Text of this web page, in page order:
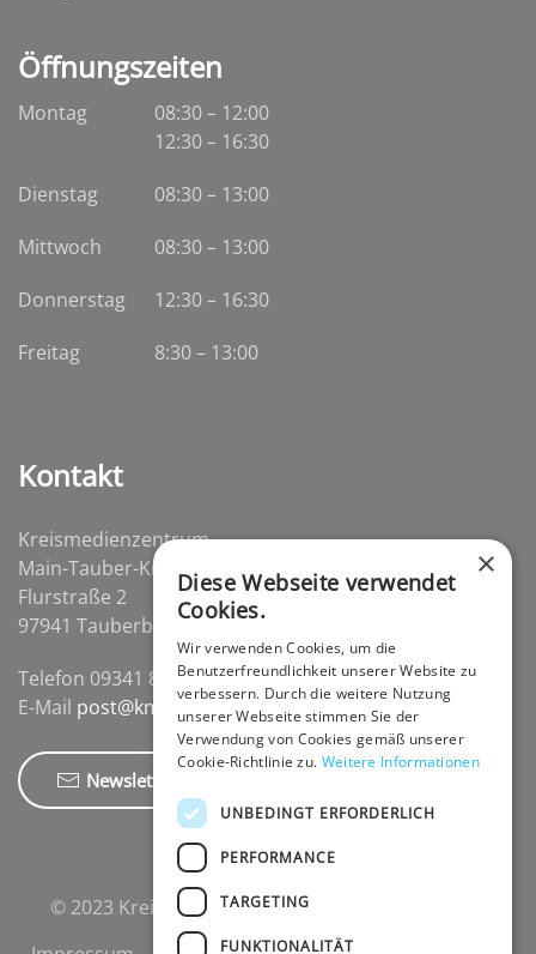
Öffnungszeiten
Montag
08:30 – 12:00
12:30 – 16:30
Dienstag
08:30– 13:00
Mittwoch
08:30– 13:00
Donnerstag
12:30 – 16:30
Freitag
8:30 – 13:00
Kontakt
Kreismedienzentrum
Main-Tauber-Kreis
Flurstraße 2
97941 Tauberbischofsheim-Distelhausen
Telefon 09341 84670
E-Mail post@kmz-tbb.de
Newsletter
© 2023 Kreismedienzentrum Main-Tauber-Kreis.
×
Diese Webseite verwendet
Cookies.
Wir verwenden Cookies, um die
Benutzerfreundlichkeit unserer Website zu
verbessern. Durch die weitere Nutzung
unserer Webseite stimmen Sie der
Verwendung von Cookies gemäß unserer
Cookie-Richtlinie zu. Weitere Informationen
UNBEDINGT ERFORDERLICH
PERFORMANCE
TARGETING
FUNKTIONALITÄT